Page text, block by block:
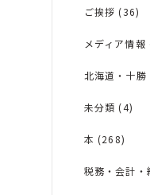
ご挨拶 (36)
メディア情
北海道・十
未分類 (4)
本 (268)
税務・会計